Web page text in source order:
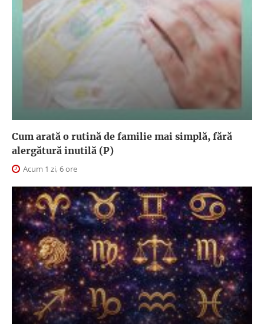
Cum arată o rutină de familie mai simplă, fără
alergătură inutilă (P)
Acum 1 zi, 6 ore